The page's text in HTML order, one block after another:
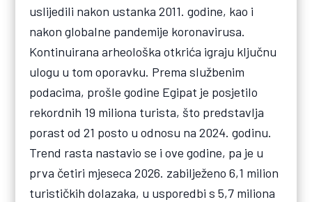
uslijedili nakon ustanka 2011. godine, kao i
nakon globalne pandemije koronavirusa.
Kontinuirana arheološka otkrića igraju ključnu
ulogu u tom oporavku. Prema službenim
podacima, prošle godine Egipat je posjetilo
rekordnih 19 miliona turista, što predstavlja
porast od 21 posto u odnosu na 2024. godinu.
Trend rasta nastavio se i ove godine, pa je u
prva četiri mjeseca 2026. zabilježeno 6,1 milion
turističkih dolazaka, u usporedbi s 5,7 miliona